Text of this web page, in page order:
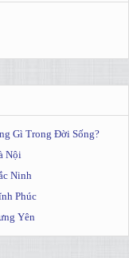
Gì Trong Đời Sống?
Nội
Ninh
Phúc
Yên